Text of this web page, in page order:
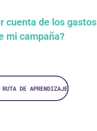
cuenta de los gastos
mi campaña?
DE APRENDIZAJE